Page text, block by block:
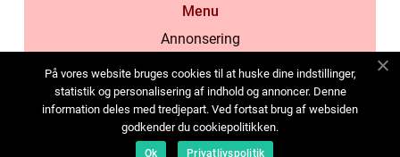
Menu
Annonsering
Cookies
Kontakta oss
Sitemap
På vores website bruges cookies til at huske dine indstillinger,
statistik og personalisering af indhold og annoncer. Denne
information deles med tredjepart. Ved fortsat brug af websiden
godkender du cookiepolitikken.
Ok Privatlivspolitik